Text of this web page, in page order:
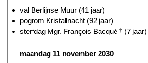
val Berlijnse Muur (41 jaar)
pogrom Kristallnacht (92 jaar)
sterfdag Mgr. François Bacqué † (7 jaar)
maandag 11 november 2030